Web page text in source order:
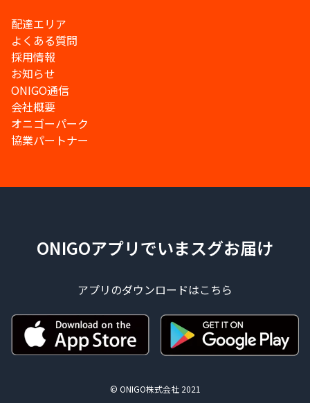
配達エリア
よくある質問
採用情報
お知らせ
ONIGO通信
会社概要
オニゴーパーク
協業パートナー
ONIGOアプリでいまスグお届け
アプリのダウンロードはこちら
© ONIGO株式会社 2021